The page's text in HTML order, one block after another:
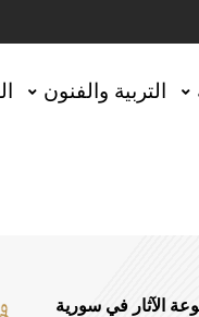
التربية والفنون
الآثار في سورية